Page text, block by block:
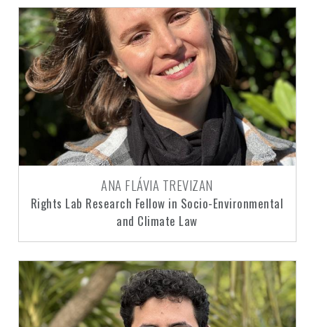
ANA FLÁVIA TREVIZAN
Rights Lab Research Fellow in Socio-Environmental
and Climate Law